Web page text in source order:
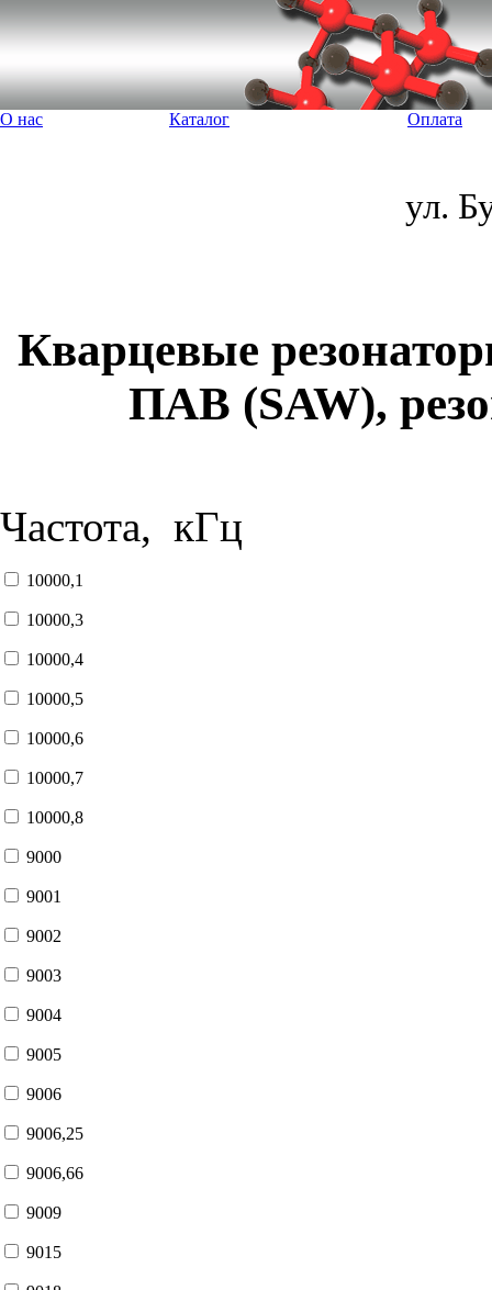
О нас Каталог Оплата
ул.
Кварцевые
ПАВ (SAW),
Частота, кГц
10000,1
10000,3
10000,4
10000,5
10000,6
10000,7
10000,8
9000
9001
9002
9003
9004
9005
9006
9006,25
9006,66
9009
9015